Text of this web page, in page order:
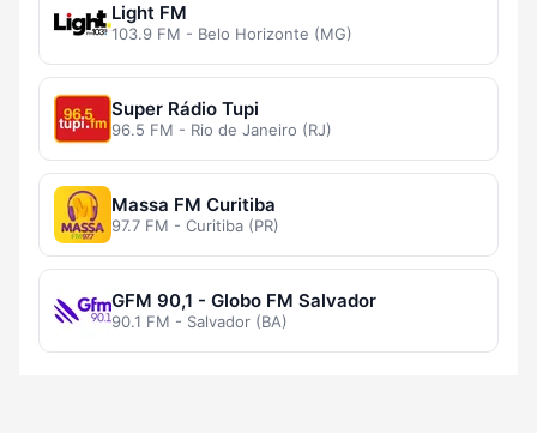
Light FM
103.9 FM - Belo Horizonte (MG)
Super Rádio Tupi
96.5 FM - Rio de Janeiro (RJ)
Massa FM Curitiba
97.7 FM - Curitiba (PR)
GFM 90,1 - Globo FM Salvador
90.1 FM - Salvador (BA)